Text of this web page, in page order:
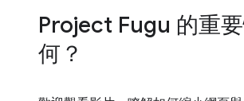
Project Fugu 的重
何？